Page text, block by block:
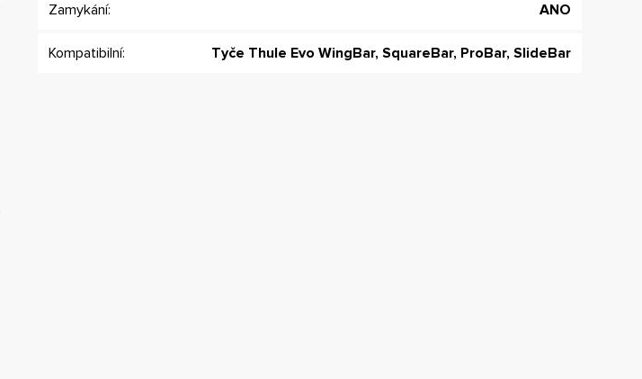
Zamykání: ANO
Kompatibilní: Tyče Thule Evo WingBar, SquareBar, ProBar, SlideBar